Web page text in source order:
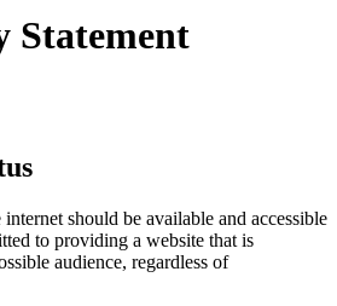
Statement
should be available and accessible
to providing a website that is
audience, regardless of